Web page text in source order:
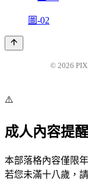
圖-02
© 2026
⚠️
成人內容提醒
本部落格內容僅限
若您未滿十八歲，